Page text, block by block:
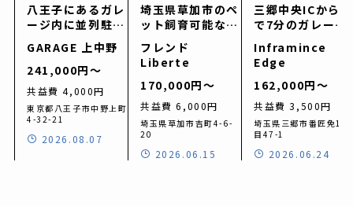
八王子にあるガレ
ージ内に並列駐車
可能なガレージハ
ウス「GARAGE
上中野」
GARAGE 上中野
241,000円〜
共益費 4,000円
東京都八王子市中野上町
4-32-21
2026.08.07
埼玉県草加市のペ
ット飼育可能なガ
レージハウス「フ
レンド Liberte
(リベルテ)」
フレンド
Liberte
170,000円〜
共益費 6,000円
埼玉県草加市吉町4-6-
20
2026.06.15
三郷中央ICから車
で7分のガレージ
nce Edge（アン
フラマンス エッ
ジ」
Inframince
Edge
162,000円〜
共益費 3,500円
埼玉県三郷市番匠免1丁
目47-1
2026.06.24